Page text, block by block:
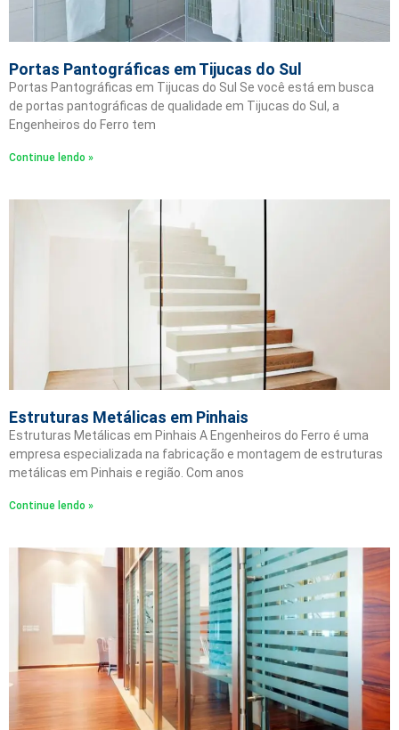
Portas Pantográficas em Tijucas do Sul
Portas Pantográficas em Tijucas do Sul Se você está em busca
de portas pantográficas de qualidade em Tijucas do Sul, a
Engenheiros do Ferro tem
Continue lendo »
Estruturas Metálicas em Pinhais
Estruturas Metálicas em Pinhais A Engenheiros do Ferro é uma
empresa especializada na fabricação e montagem de estruturas
metálicas em Pinhais e região. Com anos
Continue lendo »